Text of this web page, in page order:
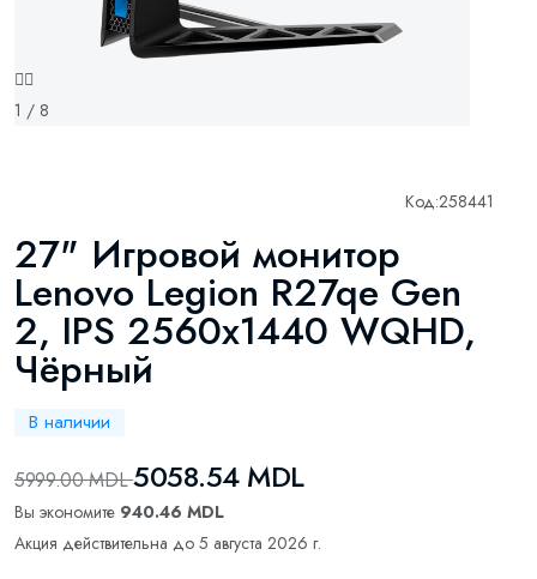
1 / 8
Код:258441
27" Игровой монитор
Lenovo Legion R27qe Gen
2, IPS 2560x1440 WQHD,
Чёрный
В наличии
5999.00 MDL5058.54 MDL
Вы экономите 940.46 MDL
Акция действительна до 5 августа 2026 г.